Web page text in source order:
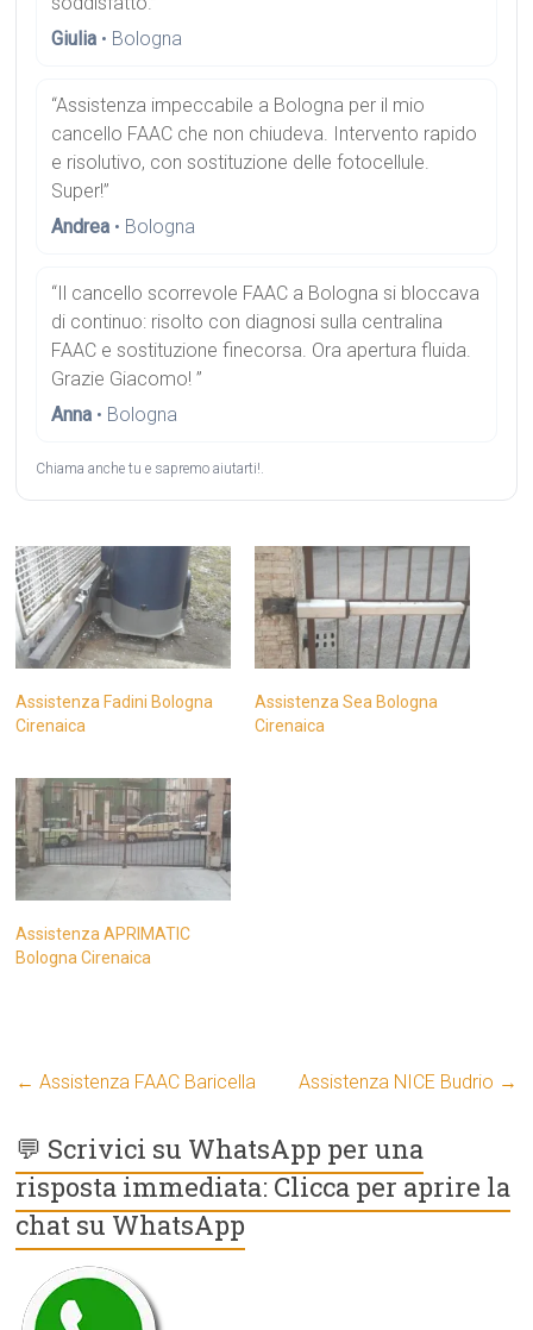
Giulia • Bologna
“Assistenza impeccabile a Bologna per il mio
cancello FAAC che non chiudeva. Intervento rapido
e risolutivo, con sostituzione delle fotocellule.
Super!”
Andrea • Bologna
“Il cancello scorrevole FAAC a Bologna si bloccava
di continuo: risolto con diagnosi sulla centralina
FAAC e sostituzione finecorsa. Ora apertura fluida.
Grazie Giacomo! ”
Anna • Bologna
Chiama anche tu e sapremo aiutarti!.
Assistenza Fadini Bologna
Cirenaica
Assistenza Sea Bologna
Cirenaica
Assistenza APRIMATIC
Bologna Cirenaica
← Assistenza FAAC Baricella Assistenza NICE Budrio →
💬 Scrivici su WhatsApp per una
risposta immediata: Clicca per aprire la
chat su WhatsApp